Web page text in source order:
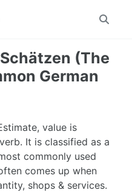
Toggle
(The
German
value is
It is classified as a
commonly used
comes up when
shops & services.